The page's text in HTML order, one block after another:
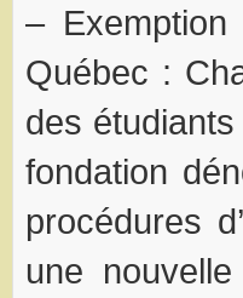
–
Québec :
des
fondation
procédures
une